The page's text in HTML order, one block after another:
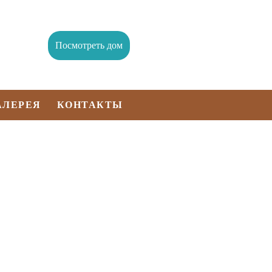
Посмотреть дом
КОНТАКТЫ